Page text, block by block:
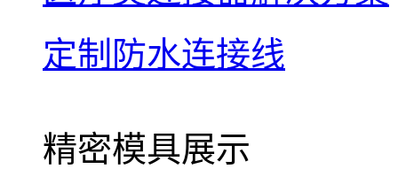
定制防水连接线
精密模具展示